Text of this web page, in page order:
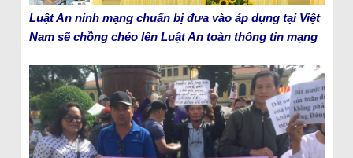
Luật An ninh mạng chuẩn bị đưa vào áp dụng tại Việt
Nam sẽ chồng chéo lên Luật An toàn thông tin mạng